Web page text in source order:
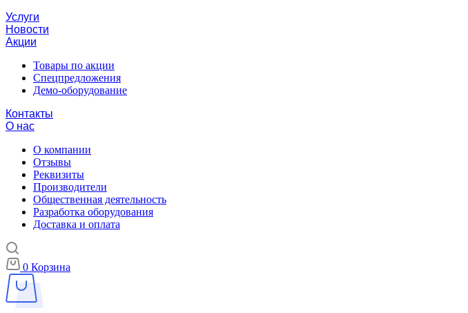
Услуги
Новости
Акции
Товары по акции
Спецпредложения
Демо-оборудование
Контакты
О нас
О компании
Отзывы
Реквизиты
Производители
Общественная деятельность
Разработка оборудования
Доставка и оплата
0 Корзина